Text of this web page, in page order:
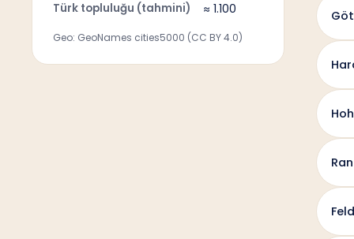
Türk topluluğu (tahmini) ≈ 1.100
Geo: GeoNames cities5000 (CC BY 4.0)